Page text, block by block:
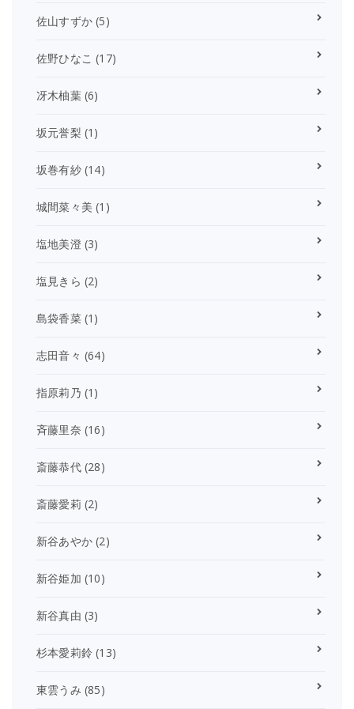
佐山すずか (5)
佐野ひなこ (17)
冴木柚葉(6)
坂元誉梨 (1)
坂巻有紗(14)
城間菜々美 (1)
塩地美澄(3)
塩見きら (2)
島袋香菜(1)
志田音々 (64)
指原莉乃 (1)
斉藤里奈 (16)
斎藤恭代(28)
斎藤愛莉 (2)
新谷あやか (2)
新谷姫加 (10)
新谷真由 (3)
杉本愛莉鈴 (13)
東雲うみ (85)